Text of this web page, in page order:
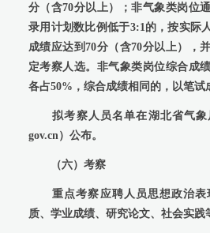
分（含70分以上）；非气象类岗位
录用计划数比例低于3:1的，按实际
成绩应达到70分（含70分以上），
定考察人选。非气象类岗位综合成
各占50%，综合成绩相同的，以笔试
拟考察人员名单在湖北省气象
gov.cn）公布。
（六）考察
重点考察应聘人员思想政治表
质、学业成绩、研究论文、社会实践